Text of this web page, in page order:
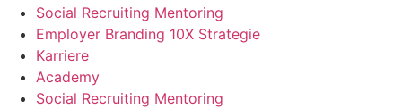
Social Recruiting Mentoring
Employer Branding 10X Strategie
Karriere
Academy
Social Recruiting Mentoring